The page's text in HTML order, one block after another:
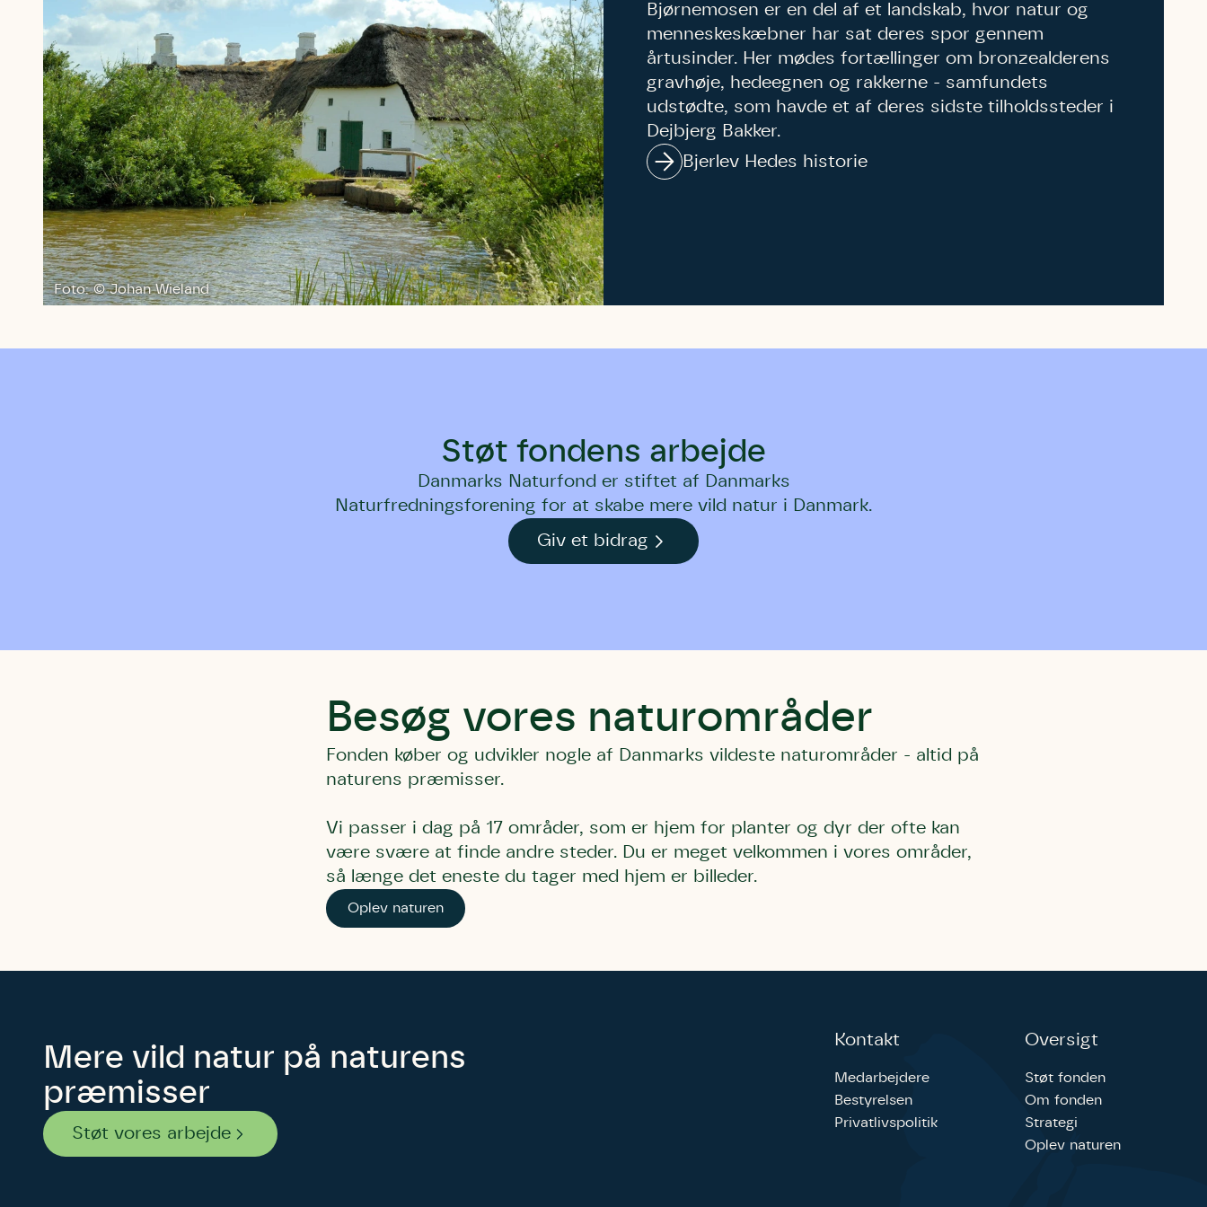
Foto: © Johan Wieland
Bjørnemosen er en del af et landskab, hvor natur og
menneskeskæbner har sat deres spor gennem
årtusinder. Her mødes fortællinger om bronzealderens
gravhøje, hedeegnen og rakkerne - samfundets
udstødte, som havde et af deres sidste tilholdssteder i
Dejbjerg Bakker.
Bjerlev Hedes historie
Støt fondens arbejde
Danmarks Naturfond er stiftet af Danmarks
Naturfredningsforening for at skabe mere vild natur i Danmark.
Giv et bidrag
Besøg vores naturområder
Fonden køber og udvikler nogle af Danmarks vildeste naturområder - altid på
naturens præmisser.
Vi passer i dag på 17 områder, som er hjem for planter og dyr der ofte kan
være svære at finde andre steder. Du er meget velkommen i vores områder,
så længe det eneste du tager med hjem er billeder.
Oplev naturen
Mere vild natur på naturens
præmisser
Støt vores arbejde
Kontakt
Medarbejdere
Bestyrelsen
Privatlivspolitik
Oversigt
Støt fonden
Om fonden
Strategi
Oplev naturen